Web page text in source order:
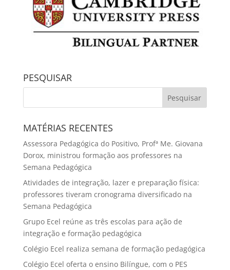
PESQUISAR
MATÉRIAS RECENTES
Assessora Pedagógica do Positivo, Profª Me. Giovana
Dorox, ministrou formação aos professores na
Semana Pedagógica
Atividades de integração, lazer e preparação física:
professores tiveram cronograma diversificado na
Semana Pedagógica
Grupo Ecel reúne as três escolas para ação de
integração e formação pedagógica
Colégio Ecel realiza semana de formação pedagógica
Colégio Ecel oferta o ensino Bilíngue, com o PES